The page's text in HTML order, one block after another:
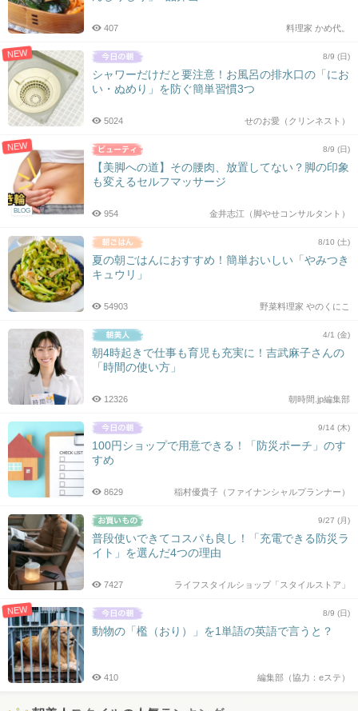
料理家 かめ代。
407
NEW 8/9 (日)
シャワーだけだと要注意！お風呂の排水口の「にお
い・ぬめり」を防ぐ簡単習慣3つ
せのお愛（クリンネスト）
5024
NEW
BLOG
8/9 (日)
【美脚への道】その腰肉、放置してない？脚の印象
も変えるセルフマッサージ
金井志江（脚やせコンサルタント）
954
8/10 (土)
夏の朝ごはんにおすすめ！簡単おいしい「やみつき
キュウリ」
野菜料理家 やのくにこ
54903
4/1 (金)
朝4時起きで仕事も育児も充実に！吉武麻子さんの
「時間の使い方」
朝時間.jp編集部
12326
9/14 (木)
100円ショップで用意できる！「防災ポーチ」のす
すめ
稲村優貴子（ファイナンシャルプランナー）
8629
9/27 (月)
普段使いできてコスパも良し！「充電できる防災ラ
イト」を選んだ4つの理由
ライフスタイルショップ「スタイルストア」
7427
NEW 8/9 (日)
動物の「檻（おり）」を1単語の英語で言うと？
編集部（協力：eステ）
410